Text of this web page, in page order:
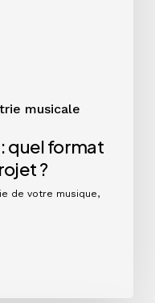
musicale
quel format
?
de votre musique,